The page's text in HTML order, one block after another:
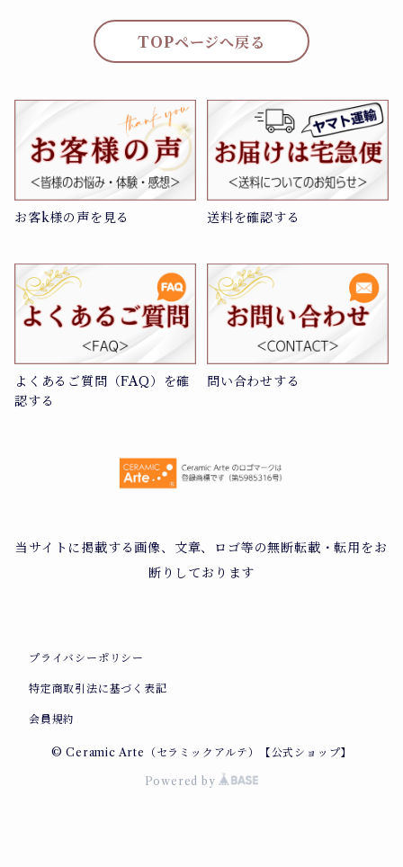
TOPページへ戻る
お客k様の声を見る 送料を確認する
よくあるご質問（FAQ）を確
認する
問い合わせする
当サイトに掲載する画像、文章、ロゴ等の無断転載・転用をお
断りしております
プライバシーポリシー
特定商取引法に基づく表記
会員規約
© Ceramic Arte（セラミックアルテ）【公式ショップ】
Powered by